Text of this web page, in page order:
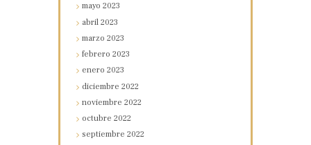
mayo2023
abril2023
marzo2023
febrero2023
enero2023
diciembre2022
noviembre2022
octubre2022
septiembre2022